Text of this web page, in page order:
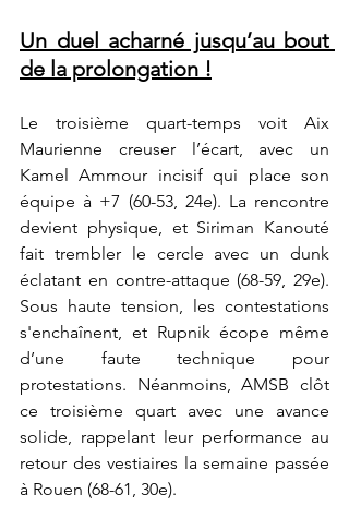
Un duel acharné jusqu’au bout
de la prolongation !
Le troisième quart-temps voit Aix
Maurienne creuser l’écart, avec un
Kamel Ammour incisif qui place son
équipe à +7 (60-53, 24e). La rencontre
devient physique, et Siriman Kanouté
fait trembler le cercle avec un dunk
éclatant en contre-attaque (68-59, 29e).
Sous haute tension, les contestations
s'enchaînent, et Rupnik écope même
d’une faute technique pour
protestations. Néanmoins, AMSB clôt
ce troisième quart avec une avance
solide, rappelant leur performance au
retour des vestiaires la semaine passée
à Rouen (68-61, 30e).